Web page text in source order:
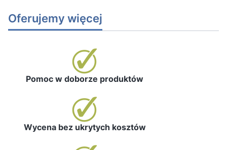
Oferujemy więcej
Pomoc w doborze produktów
Wycena bez ukrytych kosztów